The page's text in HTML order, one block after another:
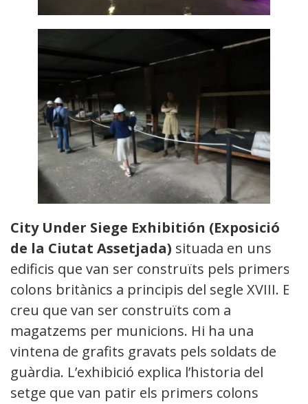
City Under Siege Exhibitión (Exposició
de la Ciutat Assetjada) situada en uns
edificis que van ser construïts pels primers
colons britànics a principis del segle XVIII. Es
creu que van ser construïts com a
magatzems per municions. Hi ha una
vintena de grafits gravats pels soldats de
guàrdia. L’exhibició explica l’historia del
setge que van patir els primers colons